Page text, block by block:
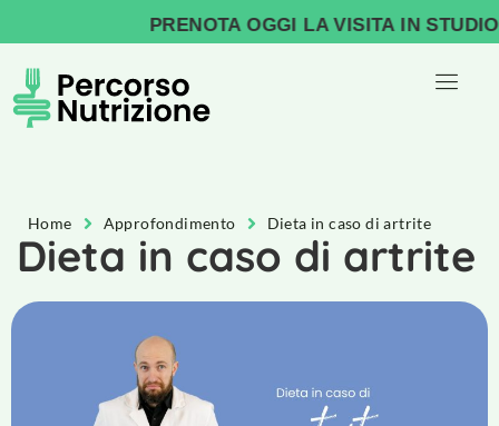
PRENOTA OGGI LA VISITA IN STUDIO,
Home Approfondimento Dieta in caso di artrite
Dieta in caso di artrite